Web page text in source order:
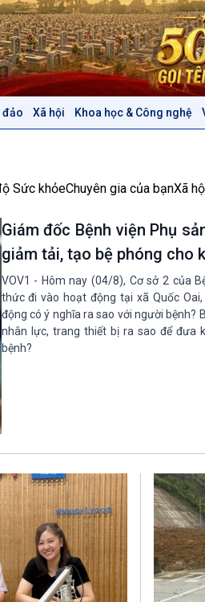
đảo Xã hội Khoa học & Công nghệ
phủ với người dân
hội với cử tri
đảng
trong cuộc sống
diện sự thật
luật và đời sống
Hồ sơ
Biên
bền
hoá & Du lịch
Văn hoá & Du lịch
với người nổi tiếng
Thể thao
Sức khỏeChuyên gia của bạnXã
Giám đốc Bệnh viện Phụ
giảm tải, tạo bệ phóng cho
VOV1 - Hôm nay (04/8), Cơ sở 2 của
thức đi vào hoạt động tại xã Quốc
động có ý nghĩa ra sao với người bệnh?
nhân lực, trang thiết bị ra sao để đưa
bệnh?